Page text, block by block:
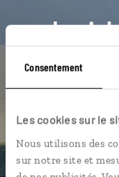
Consentement
Les cookies sur le
Nous utilisons des
sur notre site et
l'appli
Notre
Les plus